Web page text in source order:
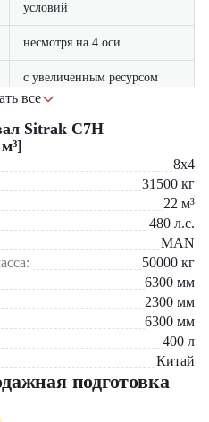
условий
несмотря на 4 оси
с увеличенным ресурсом
тормоза
ископаемых
и крупных объектов
проекты
[8×4, 22 м³] доступен в
дилере спецтехники. Наши
гарантией
все
Sitrak C7H
8x4
31500 кг
22 м³
480 л.с.
MAN
50000 кг
6300 мм
2300 мм
6300 мм
400 л
Китай
подготовка